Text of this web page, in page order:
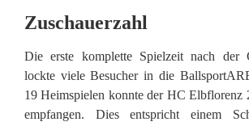
Zuschauerzahl
Die erste komplette Spielzeit nach der
lockte viele Besucher in die
19 Heimspielen konnte der HC Elbflorenz
empfangen. Dies entspricht einem